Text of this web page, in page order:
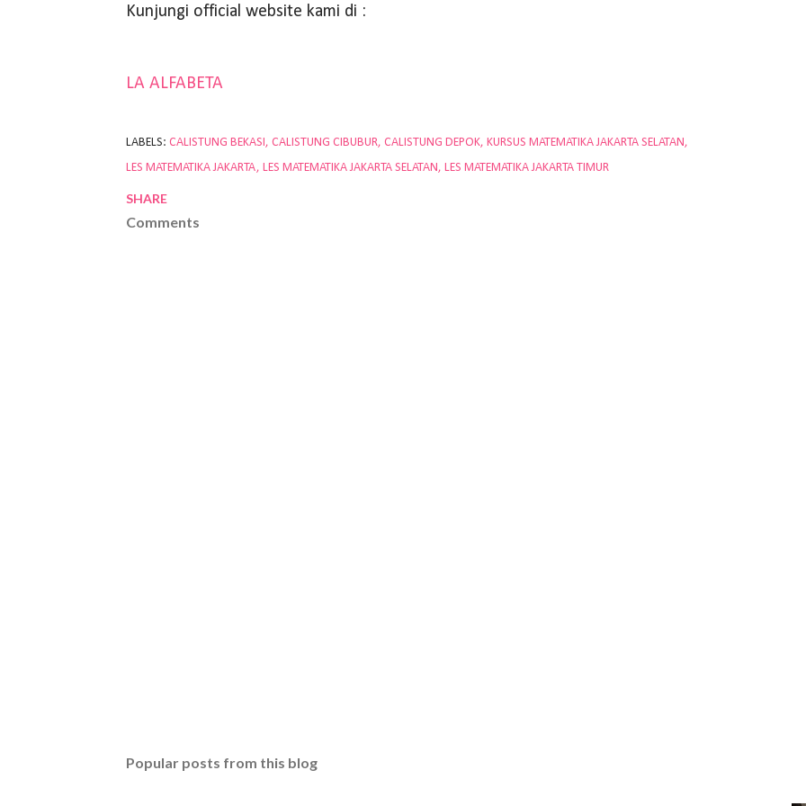
Kunjungi official website kami di :
LA ALFABETA
LABELS: CALISTUNG BEKASI CALISTUNG CIBUBUR CALISTUNG DEPOK KURSUS MATEMATIKA JAKARTA SELATAN
LES MATEMATIKA JAKARTA
LES MATEMATIKA JAKARTA SELATAN LES MATEMATIKA JAKARTA TIMUR
SHARE
Comments
Popular posts from this blog